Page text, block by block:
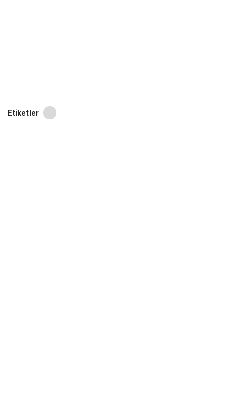
Etiketler